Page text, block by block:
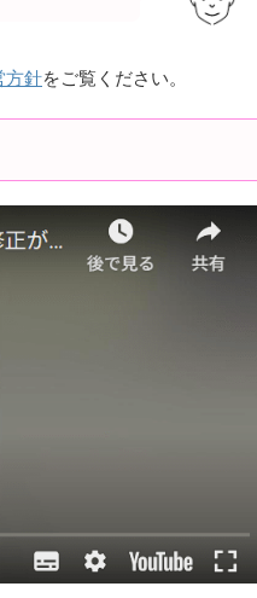
方針をご覧ください。